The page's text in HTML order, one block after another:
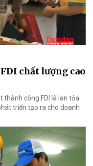
chất lượng cao
công FDI là lan tỏa
triển tạo ra cho doanh